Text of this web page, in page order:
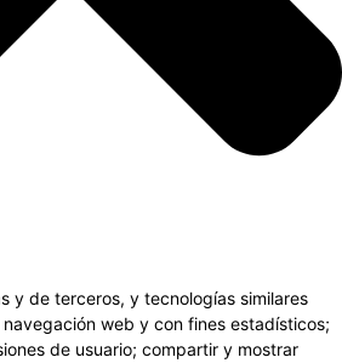
y de terceros, y tecnologías similares
web y con fines estadísticos;
de usuario; compartir y mostrar